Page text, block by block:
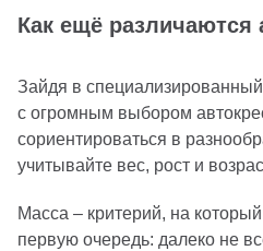
Как ещё различаются
Зайдя в
с огромным выбором
сориентироваться в
учитывайте вес, рост и
Масса – критерий, на
первую очередь: далеко не